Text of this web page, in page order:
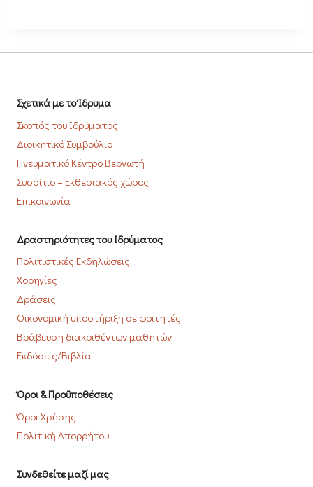
Σχετικά με το Ίδρυμα
Σκοπός του Ιδρύματος
Διοικητικό Συμβούλιο
Πνευματικό Κέντρο Βεργωτή
Συσσίτιο – Εκθεσιακός χώρος
Επικοινωνία
Δραστηριότητες του Ιδρύματος
Πολιτιστικές Εκδηλώσεις
Χορηγίες
Δράσεις
Οικονομική υποστήριξη σε φοιτητές
Βράβευση διακριθέντων μαθητών
Εκδόσεις/Βιβλία
Όροι & Προϋποθέσεις
Όροι Χρήσης
Πολιτική Απορρήτου
Συνδεθείτε μαζί μας